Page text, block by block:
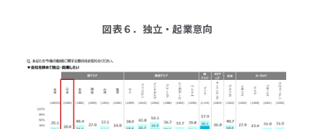
図表６．独立・起業意向